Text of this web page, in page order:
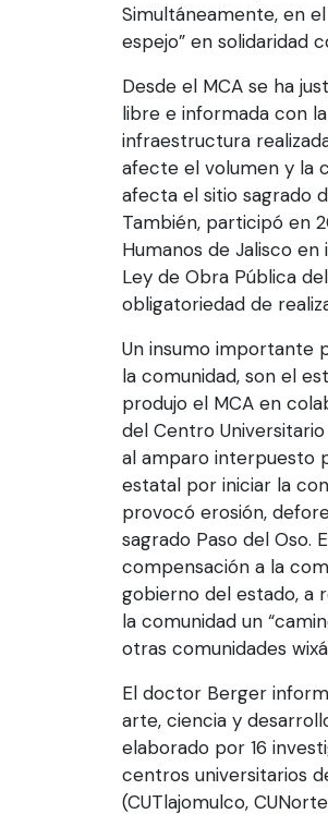
Simultáneamente, en
espejo” en solidaridad
Desde el MCA se ha
libre e informada con
infraestructura
afecte el volumen y la
afecta el sitio sagrado
También, participó en
Humanos de Jalisco
Ley de Obra Pública
obligatoriedad de
Un insumo importante
la comunidad, son el
produjo el MCA en
del Centro
al amparo interpuesto
estatal por iniciar la
provocó erosión,
sagrado Paso del Oso.
compensación a la
gobierno del estado, a
la comunidad un
otras comunidades
El doctor Berger
arte, ciencia y
elaborado por 16
centros universitarios
(CUTlajomulco,